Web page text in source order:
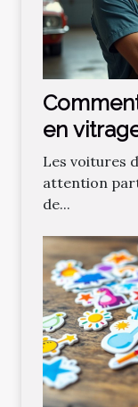
en
voitures
Les voitures
attention
de...